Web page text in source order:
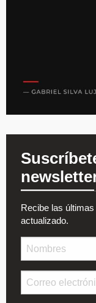
Recibe las
actualizado.